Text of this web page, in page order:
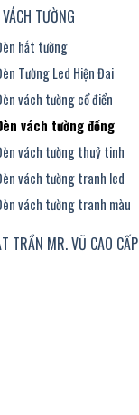
TƯỜNG
hắt tường
Tường Led Hiện Đai
vách tường cổ điển
vách tường đồng
vách tường thuỷ tinh
vách tường tranh led
vách tường tranh màu
TRẦN MR. VŨ CAO CẤP